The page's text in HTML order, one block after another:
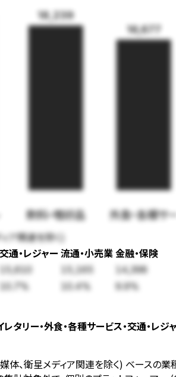
18,239
飲料・嗜好品
16,677
外食・各種サー
ア関連を除く)
交通・レジャー 流通・小売業金融・保険
15,610 15,165 14,398
10.7% 10.4% 9.9%
リー・外食・各種サービス・交通・レ
体、衛星メディア関連を除く) ベースの業